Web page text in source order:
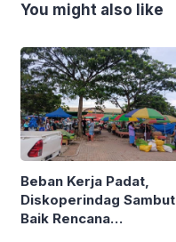
You might also like
Beban Kerja Padat,
Diskoperindag Sambut
Baik Rencana